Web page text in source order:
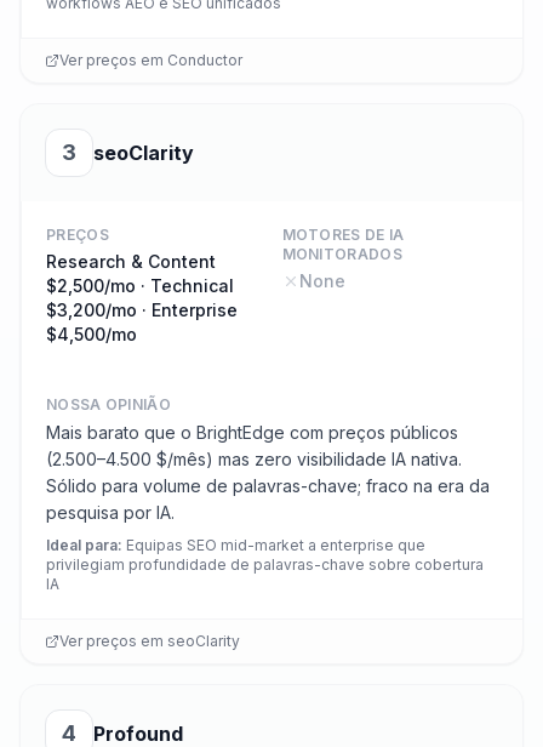
Ver preços em Conductor
3 seoClarity
PREÇOS
Research & Content
$2,500/mo · Technical
$3,200/mo · Enterprise
$4,500/mo
MOTORES DE IA
MONITORADOS
None
NOSSA OPINIÃO
Mais barato que o BrightEdge com preços públicos
(2.500–4.500 $/mês) mas zero visibilidade IA nativa.
Sólido para volume de palavras-chave; fraco na era da
pesquisa por IA.
Ideal para: Equipas SEO mid-market a enterprise que
privilegiam profundidade de palavras-chave sobre cobertura
IA
Ver preços em seoClarity
4 Profound